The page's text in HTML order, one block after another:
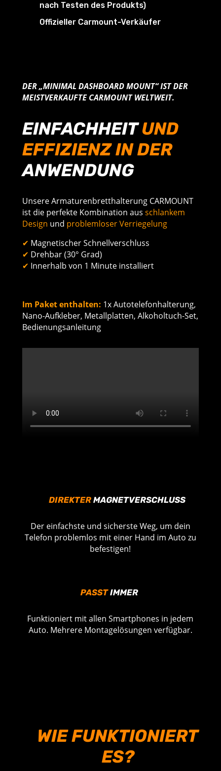
nach Testen des Produkts)
Offizieller Carmount-Verkäufer
DER „MINIMAL DASHBOARD MOUNT“ IST DER
MEISTVERKAUFTE CARMOUNT WELTWEIT.
EINFACHHEITUND
EFFIZIENZ IN DER
ANWENDUNG
Unsere Armaturenbretthalterung CARMOUNT
ist die perfekte Kombination aus schlankem
Design und problemloser Verriegelung
✔ Magnetischer Schnellverschluss
✔ Drehbar (30° Grad)
✔ Innerhalb von 1 Minute installiert
Im Paket enthalten: 1x Autotelefonhalterung,
Nano-Aufkleber, Metallplatten, Alkoholtuch-Set,
Bedienungsanleitung
DIREKTERMAGNETVERSCHLUSS
Der einfachste und sicherste Weg, um dein
Telefon problemlos mit einer Hand im Auto zu
befestigen!
PASSTIMMER
Funktioniert mit allen Smartphones in jedem
Auto. Mehrere Montagelösungen verfügbar.
WIE FUNKTIONIERT
ES?